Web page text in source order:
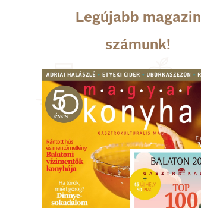
Legújabb magazin
számunk!